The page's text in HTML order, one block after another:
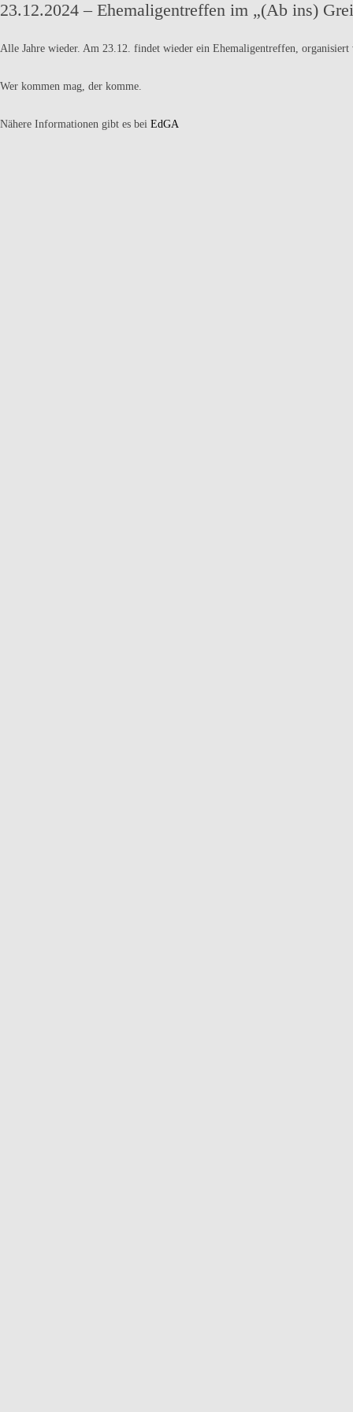
23.12.2024 – Ehemaligentreffen im „(Ab ins)
Alle Jahre wieder. Am 23.12. findet wieder ein Ehemaligentreffen,
Wer kommen mag, der komme.
Nähere Informationen gibt es bei EdGA